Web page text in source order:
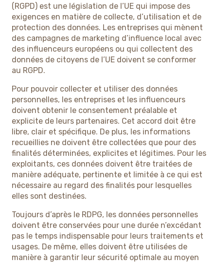
(RGPD) est une législation de l’UE qui impose des
exigences en matière de collecte, d’utilisation et de
protection des données. Les entreprises qui mènent
des campagnes de marketing d’influence local avec
des influenceurs européens ou qui collectent des
données de citoyens de l’UE doivent se conformer
au RGPD.
Pour pouvoir collecter et utiliser des données
personnelles, les entreprises et les influenceurs
doivent obtenir le consentement préalable et
explicite de leurs partenaires. Cet accord doit être
libre, clair et spécifique. De plus, les informations
recueillies ne doivent être collectées que pour des
finalités déterminées, explicites et légitimes. Pour les
exploitants, ces données doivent être traitées de
manière adéquate, pertinente et limitée à ce qui est
nécessaire au regard des finalités pour lesquelles
elles sont destinées.
Toujours d’après le RDPG, les données personnelles
doivent être conservées pour une durée n’excédant
pas le temps indispensable pour leurs traitements et
usages. De même, elles doivent être utilisées de
manière à garantir leur sécurité optimale au moyen